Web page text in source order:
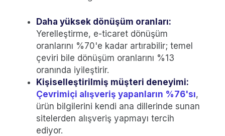
Daha yüksek dönüşüm oranları:
Yerelleştirme, e-ticaret dönüşüm
oranlarını %70'e kadar artırabilir; temel
çeviri bile dönüşüm oranlarını %13
oranında iyileştirir.
Kişiselleştirilmiş müşteri deneyimi:
Çevrimiçi alışveriş yapanların %76'sı,
ürün bilgilerini kendi ana dillerinde sunan
sitelerden alışveriş yapmayı tercih
ediyor.